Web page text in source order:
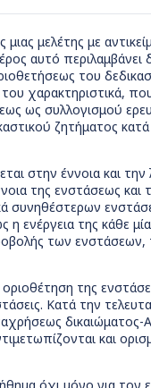
μιας μελέτης με
αυτό περιλαμβάνει
του
του
ως συλλογισμού
ζητήματος
στην έννοια και
της ενστάσεως
συνηθέστερων
η ενέργεια της κάθε
των ενστάσεων,
οριοθέτηση της
Κατά την
και